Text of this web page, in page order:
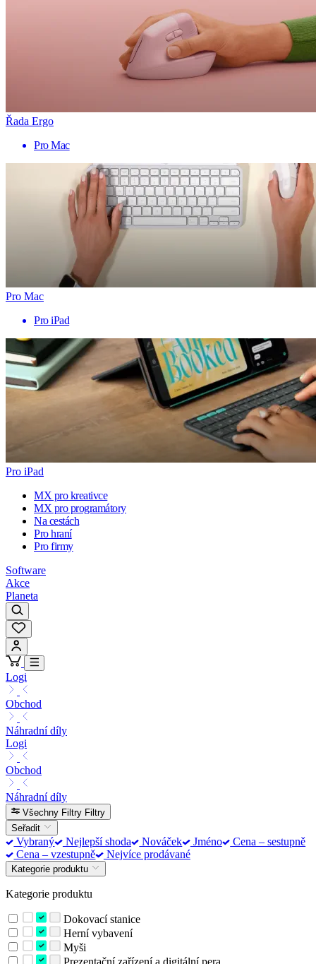
Řada Ergo
Pro Mac
Pro Mac
Pro iPad
Pro iPad
MX pro kreativce
MX pro programátory
Na cestách
Pro hraní
Pro firmy
Software
Akce
Planeta
Logi
Obchod
Náhradní díly
Logi
Obchod
Náhradní díly
Všechny Filtry Filtry
Seřadit
Vybraný Nejlepší shoda Nováček Jméno
Cena – sestupně
Cena – vzestupně
Nejvíce prodávané
Kategorie produktu
Kategorie produktu
Dokovací stanice
Herní vybavení
Myši